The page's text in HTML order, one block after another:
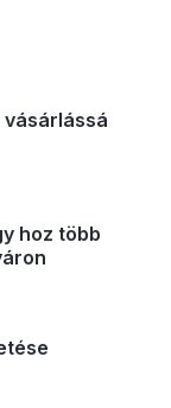
vásárlássá
hoz több